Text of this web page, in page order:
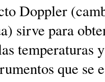
Doppler
sirve para
temperaturas
que se